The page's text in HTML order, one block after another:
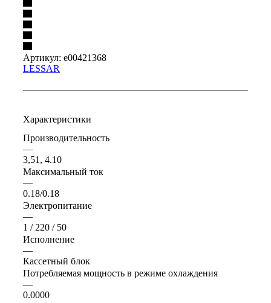
Артикул: e00421368
LESSAR
Характеристики
Производительность
—
3,51, 4.10
Максимальный ток
—
0.18/0.18
Электропитание
—
1 / 220 / 50
Исполнение
—
Кассетный блок
Потребляемая мощность в режиме охлаждения
—
0.0000